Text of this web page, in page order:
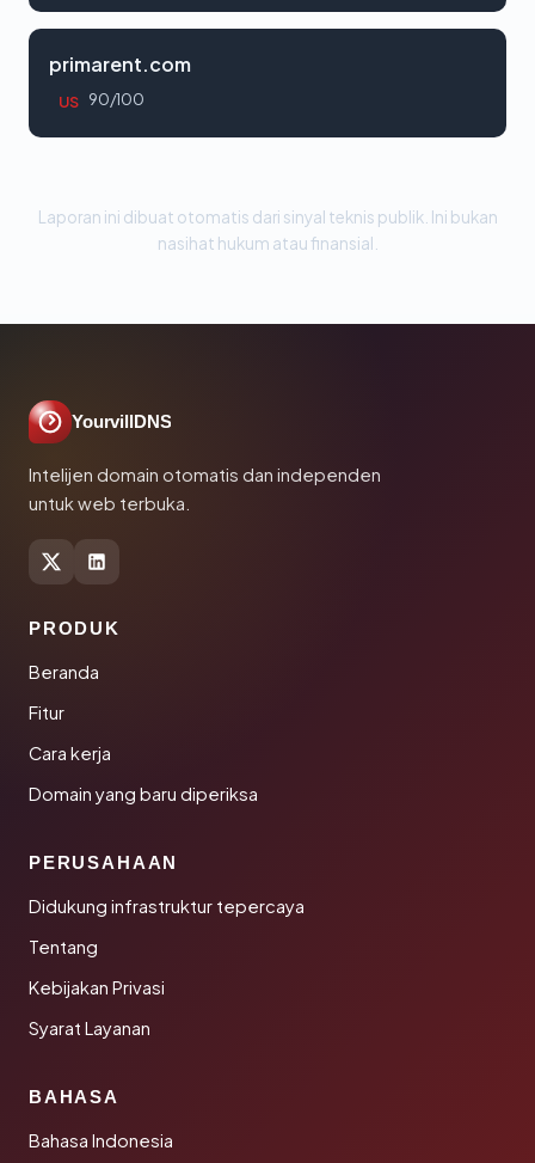
primarent.com
US 90/100
Laporan ini dibuat otomatis dari sinyal teknis publik. Ini bukan
nasihat hukum atau finansial.
YourvillDNS
Intelijen domain otomatis dan independen
untuk web terbuka.
PRODUK
Beranda
Fitur
Cara kerja
Domain yang baru diperiksa
PERUSAHAAN
Didukung infrastruktur tepercaya
Tentang
Kebijakan Privasi
Syarat Layanan
BAHASA
Bahasa Indonesia